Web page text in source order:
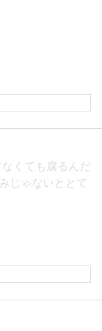
くても腐るんだ
じゃないととて